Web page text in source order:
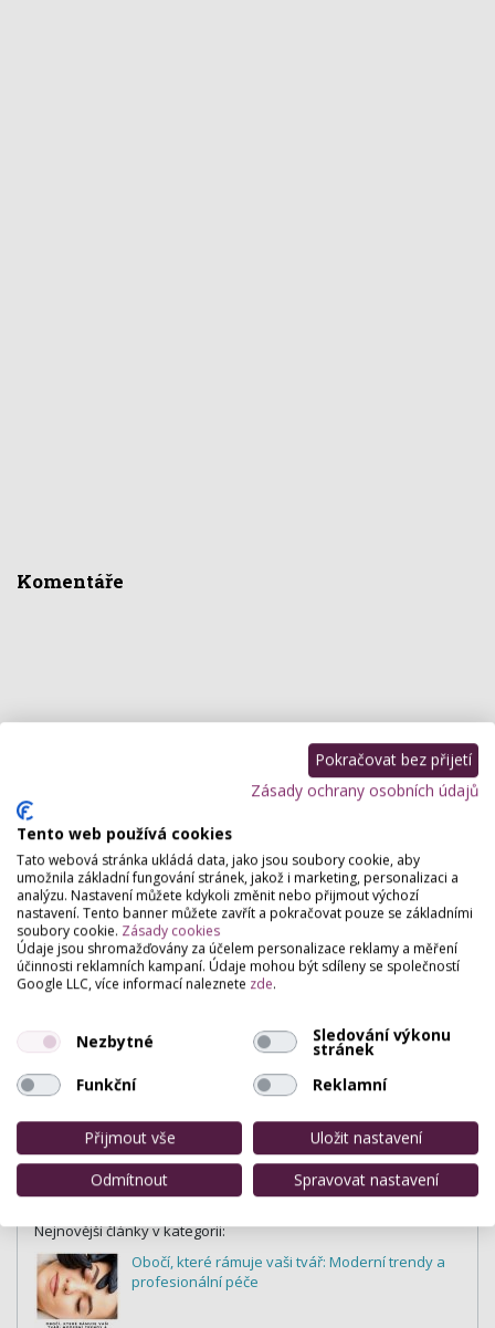
Komentáře
Obočí
Nejnovější články v kategorii:
Obočí, které rámuje vaši tvář: Moderní trendy a
profesionální péče
Pokračovat bez přijetí
Zásady ochrany osobních údajů
Tento web používá cookies
Tato webová stránka ukládá data, jako jsou soubory cookie, aby
umožnila základní fungování stránek, jakož i marketing, personalizaci a
analýzu. Nastavení můžete kdykoli změnit nebo přijmout výchozí
nastavení. Tento banner můžete zavřít a pokračovat pouze se základními
soubory cookie. Zásady cookies
Údaje jsou shromažďovány za účelem personalizace reklamy a měření
účinnosti reklamních kampaní. Údaje mohou být sdíleny se společností
Google LLC, více informací naleznete zde.
Nezbytné Sledování výkonu
stránek
Funkční
Reklamní
Přijmout vše
Uložit nastavení
Odmítnout
Spravovat nastavení